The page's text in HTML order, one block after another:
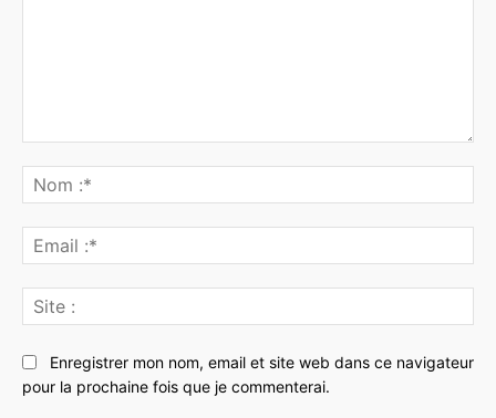
:*
:*
:
Enregistrer mon nom, email et site web dans ce navigateur
pour la prochaine fois que je commenterai.